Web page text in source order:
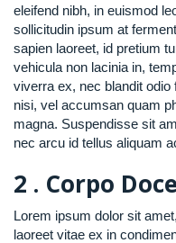
eleifend nibh, in euismod
sollicitudin ipsum at
sapien laoreet, id pretium
vehicula non lacinia in,
viverra ex, nec blandit
nisi, vel accumsan quam
magna. Suspendisse sit
nec arcu id tellus aliquam
2 . Corpo
Lorem ipsum dolor sit
laoreet vitae ex in